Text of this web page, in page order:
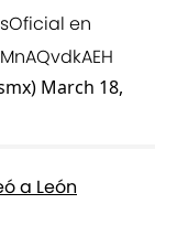
en
March 18,
a León